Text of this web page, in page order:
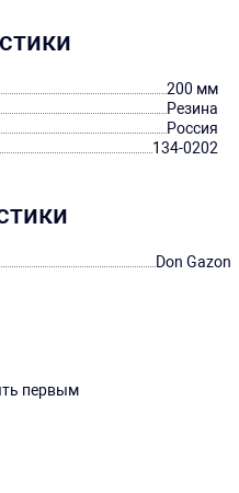
200 мм
Резина
Россия
134-0202
Don Gazon
первым